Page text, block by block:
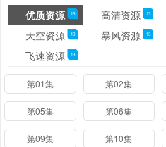
优质资源 13 高清资源 13
天空资源 13 暴风资源 13
飞速资源 13
第01集 第02集
第05集 第06集
第09集 第10集